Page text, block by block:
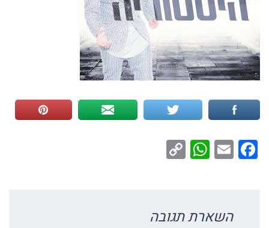
Facebook
Email
WhatsApp
השארת תגובה